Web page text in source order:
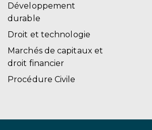
Développement
durable
Droit et technologie
Marchés de capitaux et
droit financier
Procédure Civile